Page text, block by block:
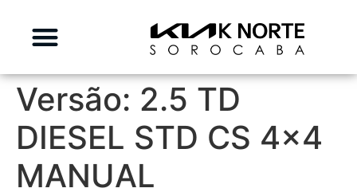
Versão: 2.5 TD
DIESEL STD CS 4x4
MANUAL